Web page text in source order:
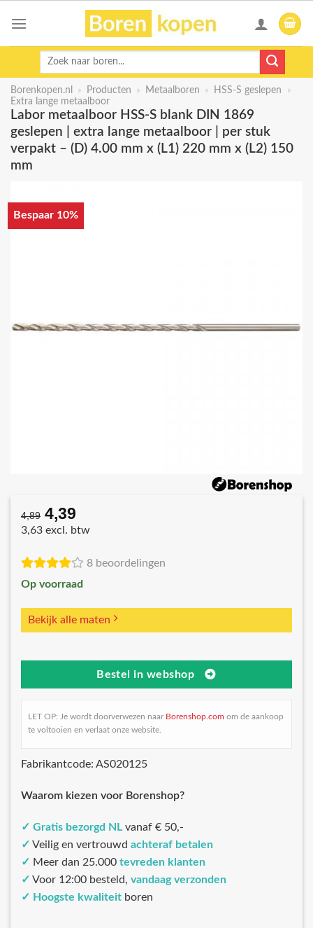
Zoeken
Borenkopen.nl » Producten » Metaalboren » HSS-S geslepen
»
Extra lange metaalboor
Labor metaalboor HSS-S blank DIN 1869
geslepen | extra lange metaalboor | per stuk
verpakt – (D) 4.00 mm x (L1) 220 mm x (L2) 150
mm
Bespaar 10%
4,89 Oorspronkelijke
prijs
€4,89.
4,39
prijs
€4,39.
3,63 excl. btw
8 beoordelingen
Op voorraad
Bekijk alle maten
Bestel in webshop
LET OP: Je wordt doorverwezen naar Borenshop.com om de aankoop
te voltooien en verlaat onze website.
Fabrikantcode: AS020125
Waarom kiezen voor Borenshop?
✓ Gratis bezorgd NL vanaf € 50,-
✓ Veilig en vertrouwd achteraf betalen
✓ Meer dan 25.000 tevreden klanten
✓ Voor 12:00 besteld, vandaag verzonden
✓ Hoogste kwaliteit boren